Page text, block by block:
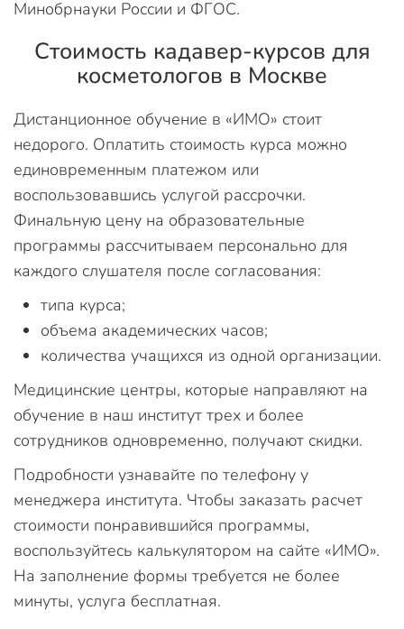
Минобрнауки России и ФГОС.
Стоимость кадавер-курсов для
косметологов в Москве
Дистанционное обучение в «ИМО» стоит
недорого. Оплатить стоимость курса можно
единовременным платежом или
воспользовавшись услугой рассрочки.
Финальную цену на образовательные
программы рассчитываем персонально для
каждого слушателя после согласования:
типа курса;
объема академических часов;
количества учащихся из одной организации.
Медицинские центры, которые направляют на
обучение в наш институт трех и более
сотрудников одновременно, получают скидки.
Подробности узнавайте по телефону у
менеджера института. Чтобы заказать расчет
стоимости понравившийся программы,
воспользуйтесь калькулятором на сайте «ИМО».
На заполнение формы требуется не более
минуты, услуга бесплатная.